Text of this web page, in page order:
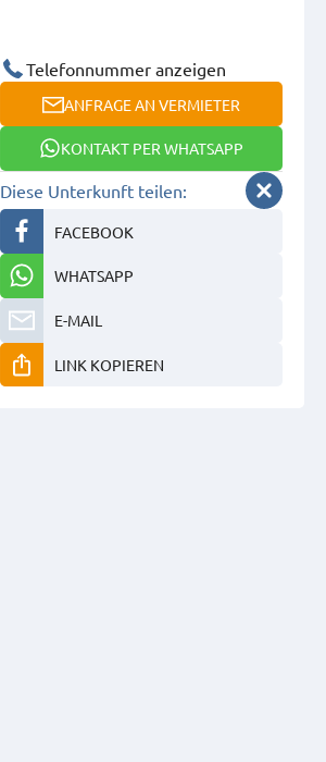
Telefonnummer anzeigen
ANFRAGE AN VERMIETER
KONTAKT PER WHATSAPP
Diese Unterkunft teilen:
FACEBOOK
WHATSAPP
E-MAIL
LINK KOPIEREN